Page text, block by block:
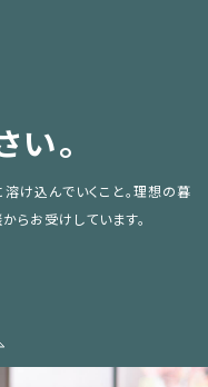
。
け込んでいくこと。理想の暮
らお受けしています。